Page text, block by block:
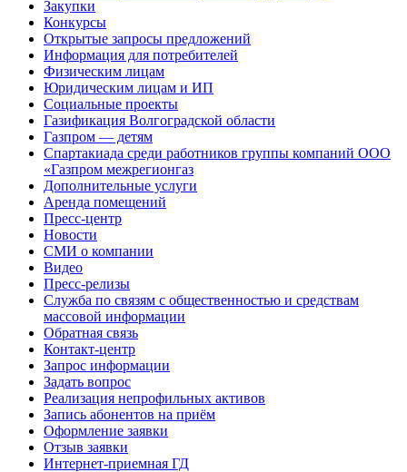
Закупки
Конкурсы
Открытые запросы предложений
Информация для потребителей
Физическим лицам
Юридическим лицам и ИП
Социальные проекты
Газификация Волгоградской области
Газпром — детям
Спартакиада среди работников группы компаний ООО
«Газпром межрегионгаз
Дополнительные услуги
Аренда помещений
Пресс-центр
Новости
СМИ о компании
Видео
Пресс-релизы
Служба по связям с общественностью и средствам
массовой информации
Обратная связь
Контакт-центр
Запрос информации
Задать вопрос
Реализация непрофильных активов
Запись абонентов на приём
Оформление заявки
Отзыв заявки
Интернет-приемная ГД